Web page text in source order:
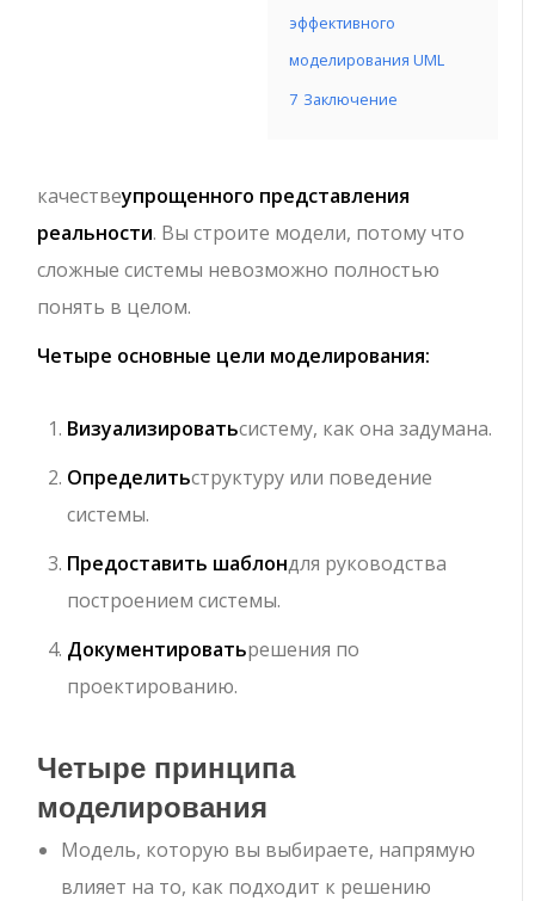
эффективного
моделирования UML
7 Заключение
качествеупрощенного представления
реальности. Вы строите модели, потому что
сложные системы невозможно полностью
понять в целом.
Четыре основные цели моделирования:
Визуализироватьсистему, как она задумана.
Определитьструктуру или поведение
системы.
Предоставить шаблондля руководства
построением системы.
Документироватьрешения по
проектированию.
Четыре принципа
моделирования
Модель, которую вы выбираете, напрямую
влияет на то, как подходит к решению